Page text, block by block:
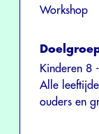
Workshop
Kinderen 8
Alle
ouders en